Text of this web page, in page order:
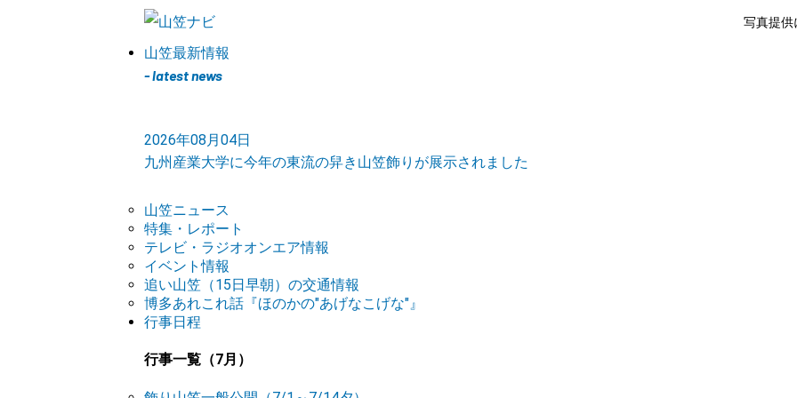
写真提供
山笠最新情報
- latest news
2026年08月04日
九州産業大学に今年の東流の舁き山笠飾りが展示されました
山笠ニュース
特集・レポート
テレビ・ラジオオンエア情報
イベント情報
追い山笠（15日早朝）の交通情報
博多あれこれ話『ほのかの"あげなこげな"』
行事日程
行事一覧（7月）